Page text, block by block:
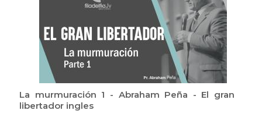
La murmuración 1 - Abraham Peña - El gran
libertador ingles